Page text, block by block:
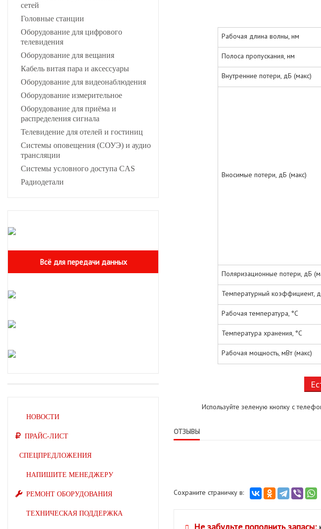
сетей
Головные станции
Оборудование для цифрового
телевидения
Оборудование для вещания
Кабель витая пара и аксессуары
Оборудование для видеонаблюдения
Оборудование измерительное
Оборудование для приёма и
распределения сигнала
Телевидение для отелей и гостиниц
Системы оповещения (СОУЭ) и аудио
трансляции
Системы условного доступа CAS
Радиодетали
Всё для передачи данных
НОВОСТИ
ПРАЙС-ЛИСТ
СПЕЦПРЕДЛОЖЕНИЯ
НАПИШИТЕ МЕНЕДЖЕРУ
РЕМОНТ ОБОРУДОВАНИЯ
ТЕХНИЧЕСКАЯ ПОДДЕРЖКА
Рабочая длина волны, нм
Полоса пропускания, нм
Внутренние потери, дБ (макс)
Вносимые потери, дБ (макс)
Поляризационные потери, дБ
Температурный коэффициент,
Рабочая температура, °С
Температура хранения, °С
Рабочая мощность, мВт (макс)
Используйте зеленую кнопку с
ОТЗЫВЫ
Сохраните страничку в: